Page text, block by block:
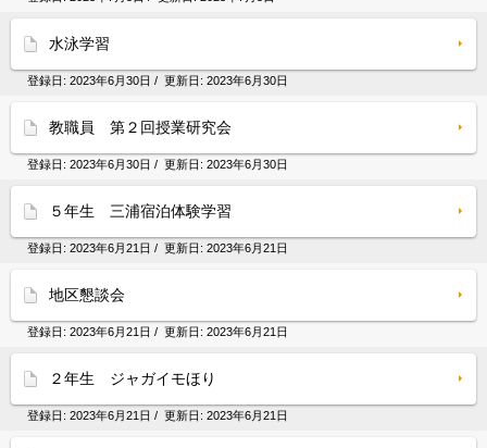
水泳学習
登録日: 2023年6月30日 / 更新日: 2023年6月30日
教職員 第２回授業研究会
登録日: 2023年6月30日 / 更新日: 2023年6月30日
５年生 三浦宿泊体験学習
登録日: 2023年6月21日 / 更新日: 2023年6月21日
地区懇談会
登録日: 2023年6月21日 / 更新日: 2023年6月21日
２年生 ジャガイモほり
登録日: 2023年6月21日 / 更新日: 2023年6月21日